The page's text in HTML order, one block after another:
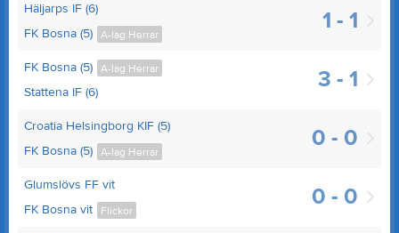
1 - 1
Häljarps IF (6)
A-lag Herrar
FK Bosna (5)
3 - 1
A-lag Herrar
FK Bosna (5)
Stattena IF (6)
0 - 0
Croatia Helsingborg KIF (5)
A-lag Herrar
FK Bosna (5)
0 - 0
Glumslövs FF vit
Flickor
FK Bosna vit